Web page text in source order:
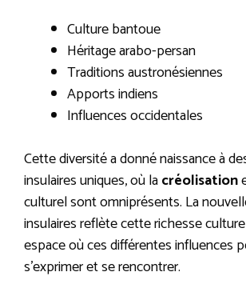
Culture bantoue
Héritage arabo-persan
Traditions austronésiennes
Apports indiens
Influences occidentales
Cette diversité a donné naissance à
insulaires uniques, où lacréolisation
culturel sont omniprésents. La
insulaires reflète cette richesse
espace où ces différentes influences
s’exprimer et se rencontrer.